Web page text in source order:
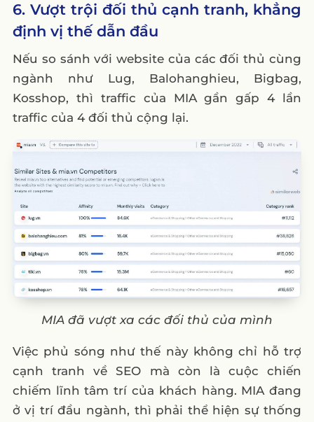
6. Vượt trội đối thủ cạnh tranh, khẳng
định vị thế dẫn đầu
Nếu so sánh với website của các đối thủ cùng
ngành như Lug, Balohanghieu, Bigbag,
Kosshop, thì traffic của MIA gần gấp 4 lần
traffic của 4 đối thủ cộng lại.
MIA đã vượt xa các đối thủ của mình
Việc phủ sóng như thế này không chỉ hỗ trợ
cạnh tranh về SEO mà còn là cuộc chiến
chiếm lĩnh tâm trí của khách hàng. MIA đang
ở vị trí đầu ngành, thì phải thể hiện sự thống